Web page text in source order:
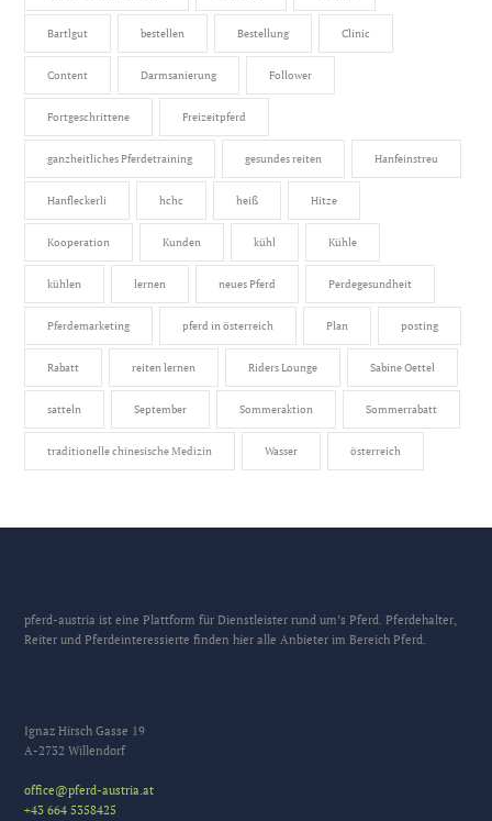
Bartlgut bestellen Bestellung Clinic
Content Darmsanierung Follower
Fortgeschrittene Freizeitpferd
ganzheitliches Pferdetraining gesundes reiten Hanfeinstreu
Hanfleckerli hchc heiß Hitze
Kooperation Kunden kühl Kühle
kühlen lernen neues Pferd Perdegesundheit
Pferdemarketing pferd in österreich Plan posting
Rabatt reiten lernen Riders Lounge Sabine Oettel
satteln September Sommeraktion Sommerrabatt
traditionelle chinesische Medizin Wasser österreich
pferd-austria ist eine Plattform für Dienstleister rund um’s Pferd. Pferdehalter,
Reiter und Pferdeinteressierte finden hier alle Anbieter im Bereich Pferd.
Ignaz Hirsch Gasse 19
A-2732 Willendorf
office@pferd-austria.at
+43 664 5358425